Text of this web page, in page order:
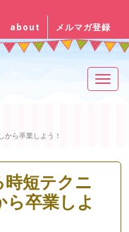
about メルマガ登録
から卒業しよう！
短テクニ
ら卒業しよ